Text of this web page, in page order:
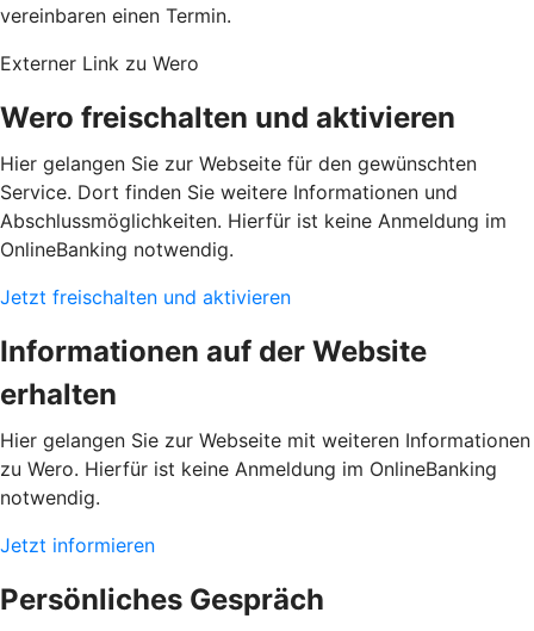
vereinbaren einen Termin.
Externer Link zu Wero
Wero freischalten und aktivieren
Hier gelangen Sie zur Webseite für den gewünschten
Service. Dort finden Sie weitere Informationen und
Abschlussmöglichkeiten. Hierfür ist keine Anmeldung im
OnlineBanking notwendig.
Jetzt freischalten und aktivieren
Informationen auf der Website
erhalten
Hier gelangen Sie zur Webseite mit weiteren Informationen
zu Wero. Hierfür ist keine Anmeldung im OnlineBanking
notwendig.
Jetzt informieren
Persönliches Gespräch